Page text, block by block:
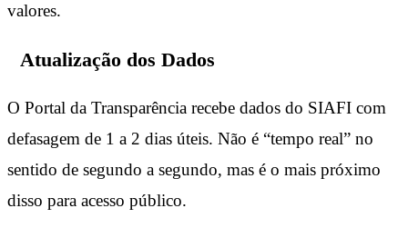
valores.
Atualização dos Dados
O Portal da Transparência recebe dados do SIAFI com
defasagem de 1 a 2 dias úteis. Não é “tempo real” no
sentido de segundo a segundo, mas é o mais próximo
disso para acesso público.